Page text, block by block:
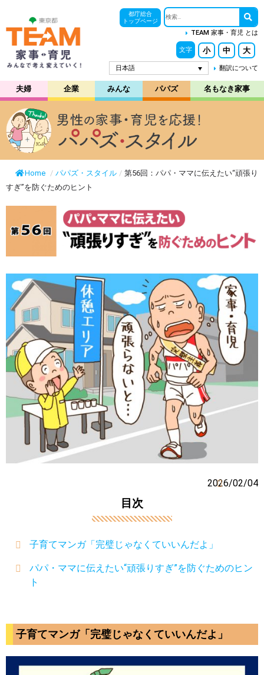
都庁総合
トップページ
TEAM 家事・育児 とは
文字 小 中 大
日本語 翻訳について
夫婦 企業 みんな パパズ 名もなき家事
Home / パパズ・スタイル / 第56回：パパ・ママに伝えたい“頑張り
すぎ”を防ぐためのヒント
2026/02/04
目次
子育てマンガ「完璧じゃなくていいんだよ」
パパ・ママに伝えたい“頑張りすぎ”を防ぐためのヒン
ト
子育てマンガ「完璧じゃなくていいんだよ」